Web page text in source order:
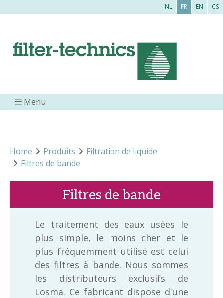
NL FR EN CS
Menu
Home Produits
Filtration de liquide
Filtres de bande
Filtres de bande
Le traitement des eaux usées le
plus simple, le moins cher et le
plus fréquemment utilisé est celui
des filtres à bande. Nous sommes
les distributeurs exclusifs de
Losma. Ce fabricant dispose d'une